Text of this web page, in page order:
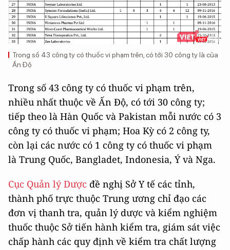
Trong số 43 công ty có thuốc vi phạm trên, có tới 30 công ty là của
Ấn Độ
Trong số 43 công ty có thuốc vi phạm trên,
nhiều nhất thuộc về Ấn Độ, có tới 30 công ty;
tiếp theo là Hàn Quốc và Pakistan mỗi nước có 3
công ty có thuốc vi phạm; Hoa Kỳ có 2 công ty,
còn lại các nước có 1 công ty có thuốc vi phạm
là Trung Quốc, Bangladet, Indonesia, Ý và Nga.
Cục Quản lý Dược đề nghị Sở Y tế các tỉnh,
thành phố trực thuộc Trung ương chỉ đạo các
đơn vị thanh tra, quản lý dược và kiểm nghiệm
thuốc thuộc Sở tiến hành kiểm tra, giám sát việc
chấp hành các quy định về kiểm tra chất lượng